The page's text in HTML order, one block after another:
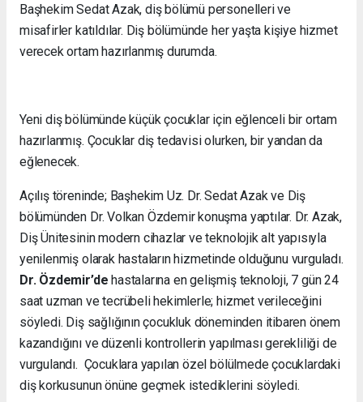
Başhekim Sedat Azak, diş bölümü personelleri ve
misafirler katıldılar. Diş bölümünde her yaşta kişiye hizmet
verecek ortam hazırlanmış durumda.
Yeni diş bölümünde küçük çocuklar için eğlenceli bir ortam
hazırlanmış. Çocuklar diş tedavisi olurken, bir yandan da
eğlenecek.
Açılış töreninde; Başhekim Uz. Dr. Sedat Azak ve Diş
bölümünden Dr. Volkan Özdemir konuşma yaptılar. Dr. Azak,
Diş Ünitesinin modern cihazlar ve teknolojik alt yapısıyla
yenilenmiş olarak hastaların hizmetinde olduğunu vurguladı.
Dr. Özdemir’dehastalarına en gelişmiş teknoloji, 7 gün 24
saat uzman ve tecrübeli hekimlerle; hizmet verileceğini
söyledi. Diş sağlığının çocukluk döneminden itibaren önem
kazandığını ve düzenli kontrollerin yapılması gerekliliği de
vurgulandı. Çocuklara yapılan özel bölülmede çocuklardaki
diş korkusunun önüne geçmek istediklerini söyledi.